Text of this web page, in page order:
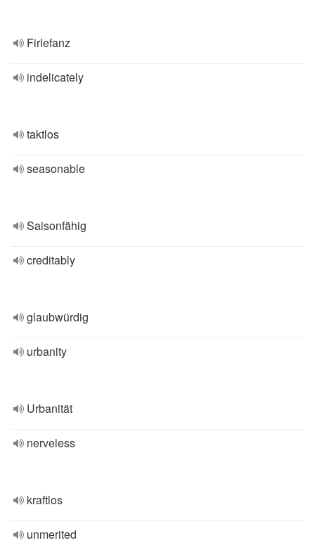
Firlefanz
indelicately
taktlos
seasonable
Saisonfähig
creditably
glaubwürdig
urbanity
Urbanität
nerveless
kraftlos
unmerited